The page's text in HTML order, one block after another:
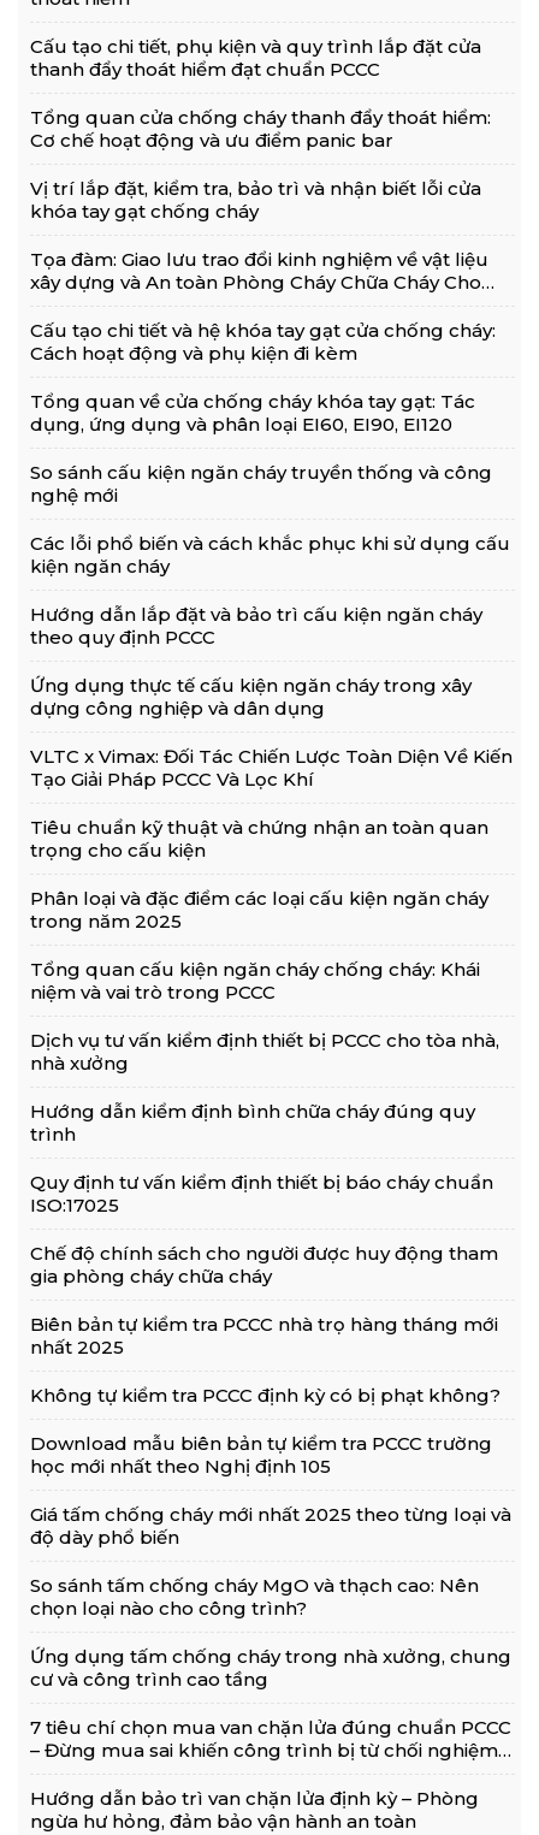
Cấu tạo chi tiết, phụ kiện và quy trình lắp đặt cửa
thanh đẩy thoát hiểm đạt chuẩn PCCC
Tổng quan cửa chống cháy thanh đẩy thoát hiểm:
Cơ chế hoạt động và ưu điểm panic bar
Vị trí lắp đặt, kiểm tra, bảo trì và nhận biết lỗi cửa
khóa tay gạt chống cháy
Tọa đàm: Giao lưu trao đổi kinh nghiệm về vật liệu
xây dựng và An toàn Phòng Cháy Chữa Cháy Cho
Cấu tạo chi tiết và hệ khóa tay gạt cửa chống cháy:
Cách hoạt động và phụ kiện đi kèm
Tổng quan về cửa chống cháy khóa tay gạt: Tác
dụng, ứng dụng và phân loại EI60, EI90, EI120
So sánh cấu kiện ngăn cháy truyền thống và công
nghệ mới
Các lỗi phổ biến và cách khắc phục khi sử dụng cấu
kiện ngăn cháy
Hướng dẫn lắp đặt và bảo trì cấu kiện ngăn cháy
theo quy định PCCC
Ứng dụng thực tế cấu kiện ngăn cháy trong xây
dựng công nghiệp và dân dụng
VLTC x Vimax: Đối Tác Chiến Lược Toàn Diện Về Kiến
Tạo Giải Pháp PCCC Và Lọc Khí
Tiêu chuẩn kỹ thuật và chứng nhận an toàn quan
trọng cho cấu kiện
Phân loại và đặc điểm các loại cấu kiện ngăn cháy
trong năm 2025
Tổng quan cấu kiện ngăn cháy chống cháy: Khái
niệm và vai trò trong PCCC
Dịch vụ tư vấn kiểm định thiết bị PCCC cho tòa nhà,
nhà xưởng
Hướng dẫn kiểm định bình chữa cháy đúng quy
trình
Quy định tư vấn kiểm định thiết bị báo cháy chuẩn
ISO:17025
Chế độ chính sách cho người được huy động tham
gia phòng cháy chữa cháy
Biên bản tự kiểm tra PCCC nhà trọ hàng tháng mới
nhất 2025
Không tự kiểm tra PCCC định kỳ có bị phạt không?
Download mẫu biên bản tự kiểm tra PCCC trường
học mới nhất theo Nghị định 105
Giá tấm chống cháy mới nhất 2025 theo từng loại và
độ dày phổ biến
So sánh tấm chống cháy MgO và thạch cao: Nên
chọn loại nào cho công trình?
Ứng dụng tấm chống cháy trong nhà xưởng, chung
cư và công trình cao tầng
7 tiêu chí chọn mua van chặn lửa đúng chuẩn PCCC
– Đừng mua sai khiến công trình bị từ chối nghiệm
Hướng dẫn bảo trì van chặn lửa định kỳ – Phòng
ngừa hư hỏng, đảm bảo vận hành an toàn